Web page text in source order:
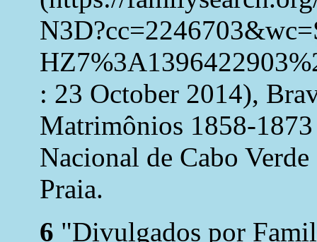
: 23 October 2014),
Matrimônios 1858-
Nacional de Cabo
Praia.
6 "Divulgados por